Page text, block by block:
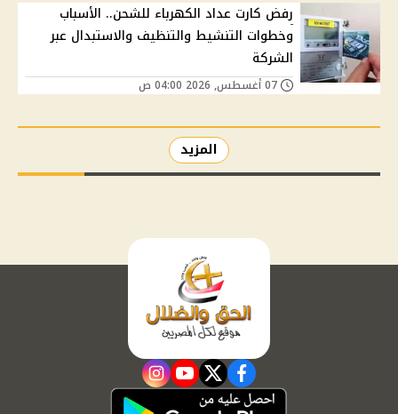
رفض كارت عداد الكهرباء للشحن.. الأسباب
وخطوات التنشيط والتنظيف والاستبدال عبر
الشركة
المزيد
facebook
twitter
youtube
instagram